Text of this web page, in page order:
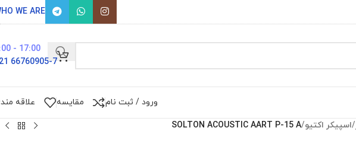
WE ARE
17:00 - 9:00
66760905-7 021
ورود / ثبت نام مقایسه علاقه
/اسپیکر اکتیو/
SOLTON ACOUSTIC AART P-15 A